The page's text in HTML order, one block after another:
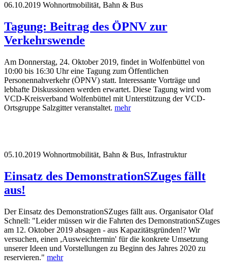
06.10.2019 Wohnortmobilität, Bahn & Bus
Tagung: Beitrag des ÖPNV zur
Verkehrswende
Am Donnerstag, 24. Oktober 2019, findet in Wolfenbüttel von
10:00 bis 16:30 Uhr eine Tagung zum Öffentlichen
Personennahverkehr (ÖPNV) statt. Interessante Vorträge und
lebhafte Diskussionen werden erwartet. Diese Tagung wird vom
VCD-Kreisverband Wolfenbüttel mit Unterstützung der VCD-
Ortsgruppe Salzgitter veranstaltet. mehr
05.10.2019 Wohnortmobilität, Bahn & Bus, Infrastruktur
Einsatz des DemonstrationSZuges fällt
aus!
Der Einsatz des DemonstrationSZuges fällt aus. Organisator Olaf
Schnell: "Leider müssen wir die Fahrten des DemonstrationSZuges
am 12. Oktober 2019 absagen - aus Kapazitätsgründen!? Wir
versuchen, einen ,Ausweichtermin' für die konkrete Umsetzung
unserer Ideen und Vorstellungen zu Beginn des Jahres 2020 zu
reservieren." mehr